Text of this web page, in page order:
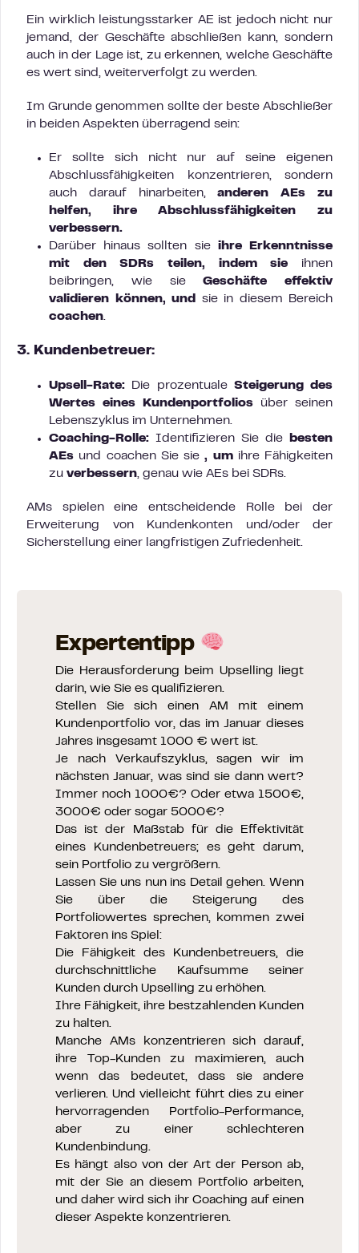
Ein wirklich leistungsstarker AE ist jedoch nicht nur
jemand, der Geschäfte abschließen kann, sondern
auch in der Lage ist, zu erkennen, welche Geschäfte
es wert sind, weiterverfolgt zu werden.
Im Grunde genommen sollte der beste Abschließer
in beiden Aspekten überragend sein:
Er sollte sich nicht nur auf seine eigenen
Abschlussfähigkeiten konzentrieren, sondern
auch darauf hinarbeiten,anderen AEs zu
helfen, ihre Abschlussfähigkeiten zu
verbessern.
Darüber hinaus sollten sie ihre Erkenntnisse
mit den SDRs teilen, indem sie ihnen
beibringen, wie sieGeschäfte effektiv
validieren können, und
sie in diesem Bereich
coachen.
3. Kundenbetreuer:
Upsell-Rate: Die prozentuale Steigerung des
Wertes eines Kundenportfolios über seinen
Lebenszyklus im Unternehmen.
Coaching-Rolle: Identifizieren Sie die
besten
AEs und coachen Sie sie, umihre Fähigkeiten
zu verbessern, genau wie AEs bei SDRs.
AMs spielen eine entscheidende Rolle bei der
Erweiterung von Kundenkonten und/oder der
Sicherstellung einer langfristigen Zufriedenheit.
Expertentipp
Die Herausforderung beim Upselling liegt
darin, wie Sie es qualifizieren.
Stellen Sie sich einen AM mit einem
Kundenportfolio vor, das im Januar dieses
Jahres insgesamt 1000 € wert ist.
Je nach Verkaufszyklus, sagen wir im
nächsten Januar, was sind sie dann wert?
Immer noch 1000€? Oder etwa 1500€,
3000€ oder sogar 5000€?
Das ist der Maßstab für die Effektivität
eines Kundenbetreuers; es geht darum,
sein Portfolio zu vergrößern.
Lassen Sie uns nun ins Detail gehen. Wenn
Sie über die Steigerung des
Portfoliowertes sprechen, kommen zwei
Faktoren ins Spiel:
Die Fähigkeit des Kundenbetreuers, die
durchschnittliche Kaufsumme seiner
Kunden durch Upselling zu erhöhen.
Ihre Fähigkeit, ihre bestzahlenden Kunden
zu halten.
Manche AMs konzentrieren sich darauf,
ihre Top-Kunden zu maximieren, auch
wenn das bedeutet, dass sie andere
verlieren. Und vielleicht führt dies zu einer
hervorragenden Portfolio-Performance,
aber zu einer schlechteren
Kundenbindung.
Es hängt also von der Art der Person ab,
mit der Sie an diesem Portfolio arbeiten,
und daher wird sich ihr Coaching auf einen
dieser Aspekte konzentrieren.